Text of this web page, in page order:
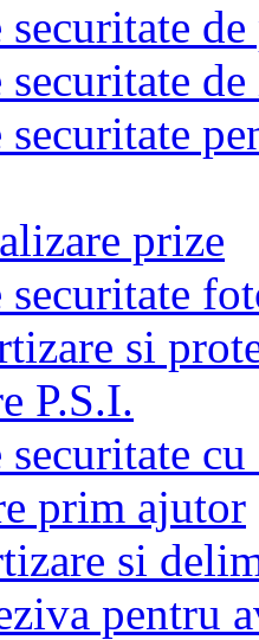
prize
si
P.S.I.
prim ajutor
si
pentru